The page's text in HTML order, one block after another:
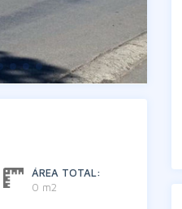
ÁREA TOTAL:
0 m2